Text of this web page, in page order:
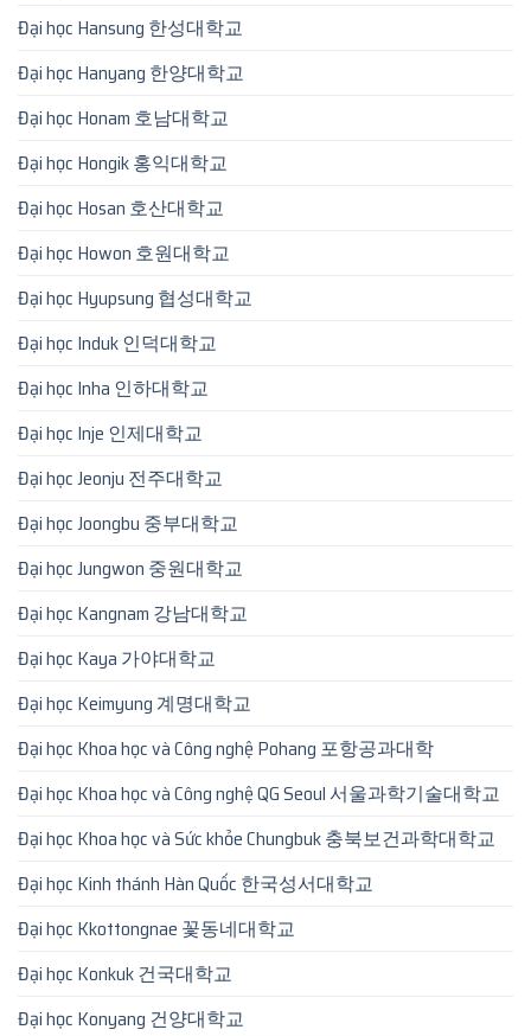
Đại học Hansung 한성대학교
Đại học Hanyang 한양대학교
Đại học Honam 호남대학교
Đại học Hongik 홍익대학교
Đại học Hosan 호산대학교
Đại học Howon 호원대학교
Đại học Hyupsung 협성대학교
Đại học Induk 인덕대학교
Đại học Inha 인하대학교
Đại học Inje 인제대학교
Đại học Jeonju 전주대학교
Đại học Joongbu 중부대학교
Đại học Jungwon 중원대학교
Đại học Kangnam 강남대학교
Đại học Kaya 가야대학교
Đại học Keimyung 계명대학교
Đại học Khoa học và Công nghệ Pohang 포항공과대학
Đại học Khoa học và Công nghệ QG Seoul 서울과학기술대학교
Đại học Khoa học và Sức khỏe Chungbuk 충북보건과학대학교
Đại học Kinh thánh Hàn Quốc 한국성서대학교
Đại học Kkottongnae 꽃동네대학교
Đại học Konkuk 건국대학교
Đại học Konyang 건양대학교